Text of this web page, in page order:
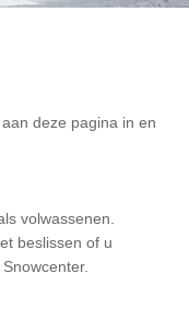
deze pagina in en
volwassenen.
beslissen of u